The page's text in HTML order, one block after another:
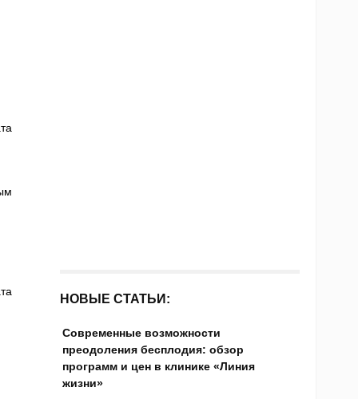
НОВЫЕ СТАТЬИ:
Современные возможности
преодоления бесплодия: обзор
программ и цен в клинике «Линия
жизни»